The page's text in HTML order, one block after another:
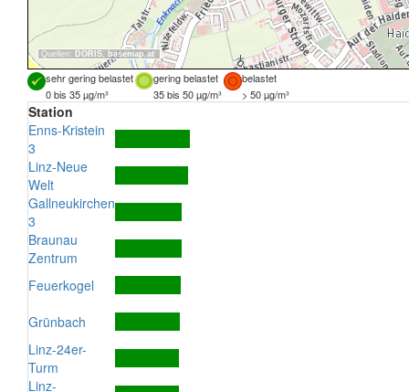
Quellen: DORIS, basemap.at
sehr gering belastet gering belastet
belastet
0 bis 35 µg/m³
35 bis 50 µg/m³ > 50 µg/m³
Station
Enns-Kristein
3
Linz-Neue
Welt
Gallneukirchen
3
Braunau
Zentrum
Feuerkogel
Grünbach
Linz-24er-
Turm
Linz-